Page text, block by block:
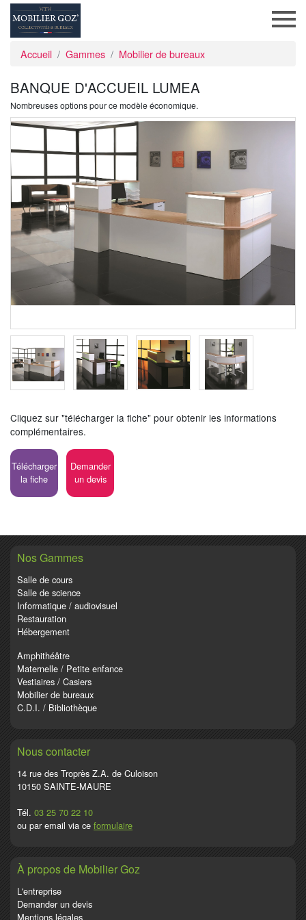
Accueil Gammes Mobilier de bureaux
BANQUE D'ACCUEIL LUMEA
Nombreuses options pour ce modèle économique.
Cliquez sur "télécharger la fiche" pour obtenir les informations
complémentaires.
Télécharger
la fiche
Demander
un devis
Nos Gammes
Salle de cours
Salle de science
Informatique / audiovisuel
Restauration
Hébergement
Amphithéâtre
Maternelle / Petite enfance
Vestiaires / Casiers
Mobilier de bureaux
C.D.I. / Bibliothèque
Nous contacter
14 rue des Troprès Z.A. de Culoison
10150 SAINTE-MAURE
Tél. 03 25 70 22 10
ou par email via ce formulaire
À propos de Mobilier Goz
L'entreprise
Demander un devis
Mentions légales